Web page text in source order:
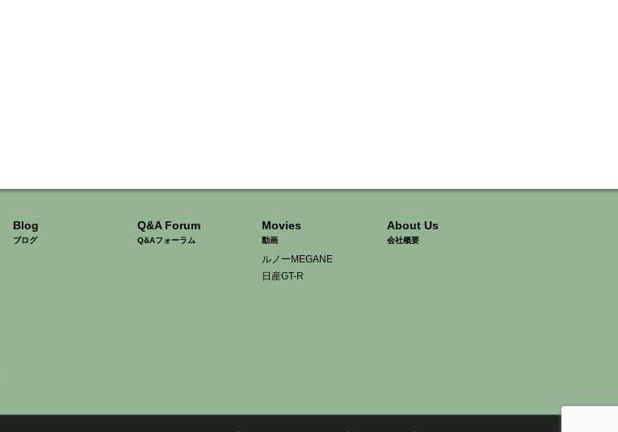
Blog
ブログ
Q&A Forum
Q&Aフォーラム
Movies
動画
ルノーMEGANE
日産GT-R
About Us
会社概要